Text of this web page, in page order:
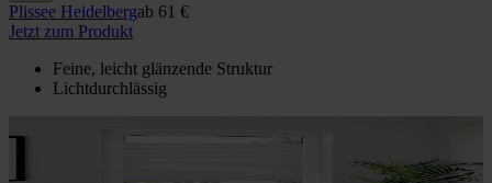
Plissee Heidelbergab 61 €
Jetzt zum Produkt
Feine, leicht glänzende Struktur
Lichtdurchlässig